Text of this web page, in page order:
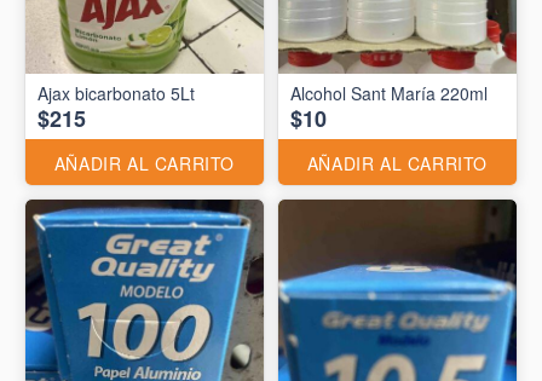
Ajax bicarbonato 5Lt
$215
AÑADIR AL CARRITO
Alcohol Sant María 220ml
$10
AÑADIR AL CARRITO